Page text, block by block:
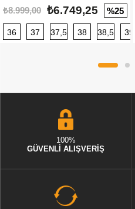
₺8.999,00 ₺6.749,25 %25
36 37 37,5 38 38,5 39
100%
GÜVENLİ ALIŞVERİŞ